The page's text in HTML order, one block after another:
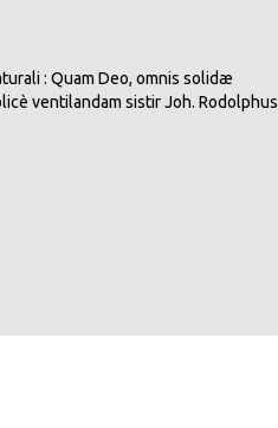
: Quam Deo, omnis solidæ
ventilandam sistir Joh. Rodolphus